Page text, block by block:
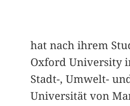
hat nach ihrem
Oxford University
Stadt-, Umwelt-
Universität von